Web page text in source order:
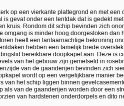
op een vierkante plattegrond en met
is gevat onder een tentdak dat is gedekt
kruis. Rondom dit schip bevinden zich
omgang is minder hoog doorgestoken dan
heeft een lantaarnachtige bekroning
hebben een tamelijk brede
bereikbare doopkapel aan. Deze is
van het gebouw zijn gemetseld in
van de gaanderijen bevinden zich
wordt op een vergelijkbare manier
van het schip liggen binnen
als van de gaanderijen worden door een
van hardstenen onderdorpels en dito